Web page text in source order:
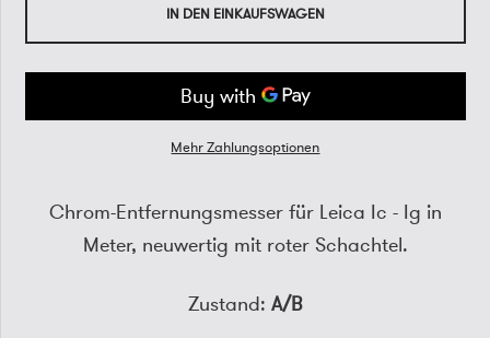
IN DEN EINKAUFSWAGEN
Mehr Zahlungsoptionen
Chrom-Entfernungsmesser für Leica Ic - Ig in
Meter, neuwertig mit roter Schachtel.
Zustand: A/B